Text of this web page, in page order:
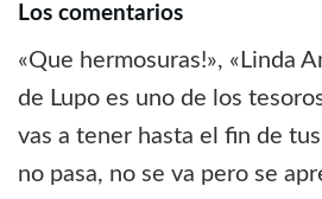
Los comentarios
«Que hermosuras!», «Linda
de Lupo es uno de los
vas a tener hasta el fin de
no pasa, no se va pero se